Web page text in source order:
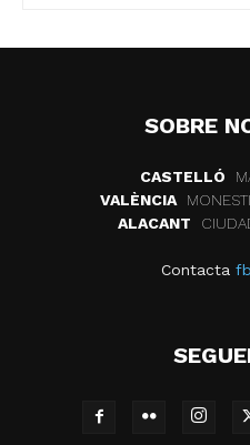
SOBRE
CASTELLÓ
VALÈNCIA
ALACANT
Contacta